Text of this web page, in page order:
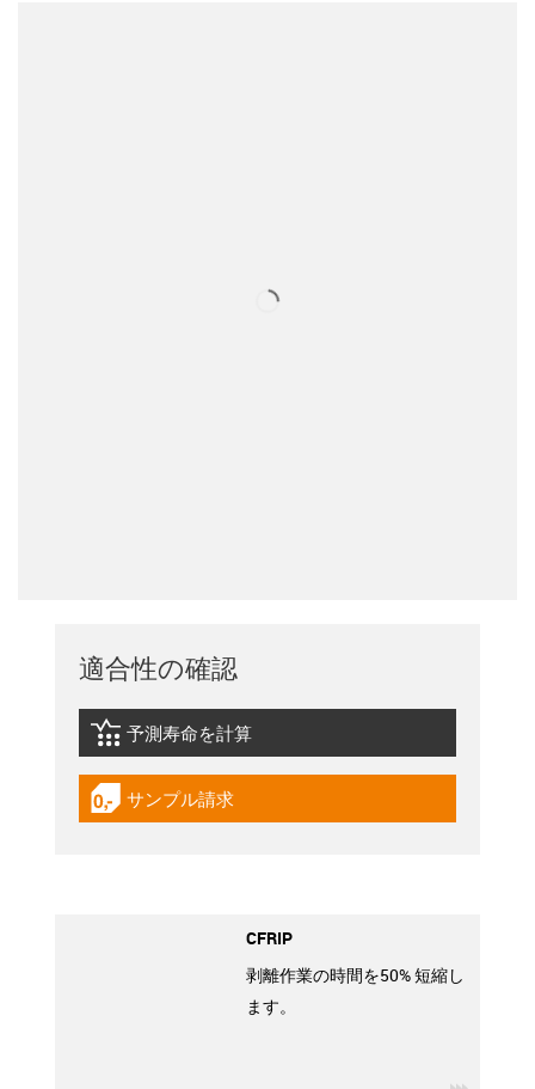
適合性の確認
igus-icon-lebensdauerrechner
予測寿命を計算
igus-icon-gratismuster
サンプル請求
CFRIP
剥離作業の時間を50% 短縮し
ます。